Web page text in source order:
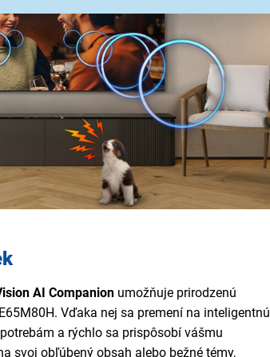
AI Companion umožňuje prirodzenú
Vďaka nej sa premení na inteligentnú
a rýchlo sa prispôsobí vášmu
svoj obľúbený obsah alebo bežné témy,